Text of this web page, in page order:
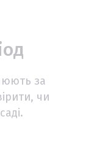
за
чи